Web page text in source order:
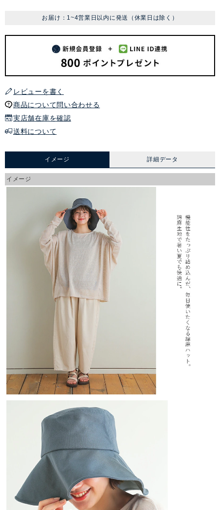
お届け：1~4営業日以内に発送（休業日は除く）
レビューを書く
商品について問い合わせる
実店舗在庫を確認
送料について
イメージ 詳細データ
イメージ